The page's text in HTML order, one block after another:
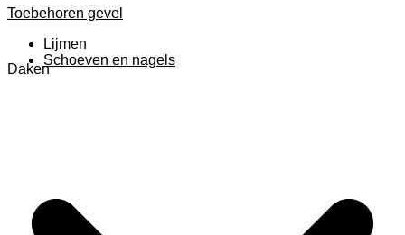
Toebehoren gevel
Lijmen
Schoeven en nagels
Daken